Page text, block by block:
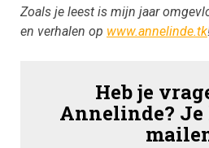
Zoals je leest is mijn jaar
en verhalen op www.annelinde.tk
Heb je
Annelinde?